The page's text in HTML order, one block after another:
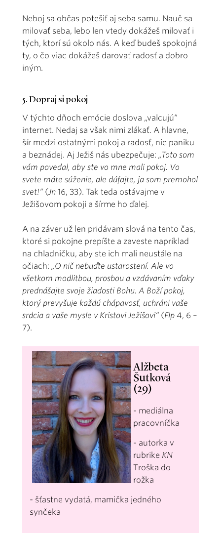
Neboj sa občas potešiť aj seba samu. Nauč sa
milovať seba, lebo len vtedy dokážeš milovať i
tých, ktorí sú okolo nás. A keď budeš spokojná
ty, o čo viac dokážeš darovať radosť a dobro
iným.
5. Dopraj si pokoj
V týchto dňoch emócie doslova „valcujú“
internet. Nedaj sa však nimi zlákať. A hlavne,
šír medzi ostatnými pokoj a radosť, nie paniku
a beznádej. Aj Ježiš nás ubezpečuje: „Toto som
vám povedal, aby ste vo mne mali pokoj. Vo
svete máte súženie, ale dúfajte, ja som premohol
svet!“ (Jn 16, 33). Tak teda ostávajme v
Ježišovom pokoji a šírme ho ďalej.
A na záver už len pridávam slová na tento čas,
ktoré si pokojne prepíšte a zaveste napríklad
na chladničku, aby ste ich mali neustále na
očiach: „O nič nebuďte ustarostení. Ale vo
všetkom modlitbou, prosbou a vzdávaním vďaky
prednášajte svoje žiadosti Bohu. A Boží pokoj,
ktorý prevyšuje každú chápavosť, uchráni vaše
srdcia a vaše mysle v Kristovi Ježišovi“ (Flp 4, 6 –
7).
Alžbeta
Šutková
(29)
- mediálna
pracovníčka
- autorka v
rubrike KN
Troška do
rožka
- šťastne vydatá, mamička jedného
synčeka